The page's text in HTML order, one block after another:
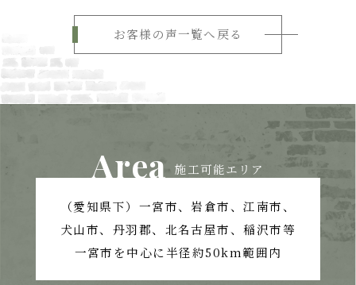
お客様の声一覧へ戻る
Area 施工可能エリア
（愛知県下）一宮市、岩倉市、江南市、
犬山市、丹羽郡、北名古屋市、稲沢市等
一宮市を中心に半径約50km範囲内